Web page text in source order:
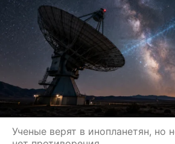
Ученые верят в инопланетян, но